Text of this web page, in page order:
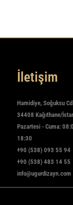
İletişim
Hamidiye, Soğuksu
34408 Kağıthane/
Pazartesi - Cuma:
18:30
+90 (538) 093 55 94
+90 (538) 483 14 55
info@ugurdizayn.com